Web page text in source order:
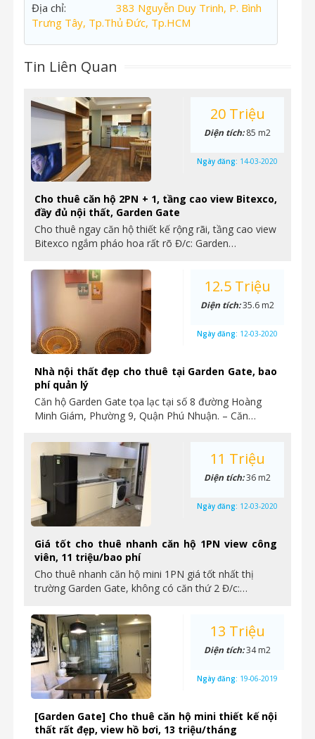
Địa chỉ:
383 Nguyễn Duy Trinh, P. Bình
Trưng Tây, Tp.Thủ Đức, Tp.HCM
Tin Liên Quan
Cho thuê căn hộ 2PN + 1, tầng cao view Bitexco,
đầy đủ nội thất, Garden Gate
Cho thuê ngay căn hộ thiết kế rộng rãi, tầng cao view
Bitexco ngắm pháo hoa rất rõ Đ/c: Garden…
20 Triệu
Diện tích:85 m2
Ngày đăng: 14-03-2020
Nhà nội thất đẹp cho thuê tại Garden Gate, bao
phí quản lý
Căn hộ Garden Gate tọa lạc tại số 8 đường Hoàng
Minh Giám, Phường 9, Quận Phú Nhuận. – Căn…
12.5 Triệu
Diện tích:35.6 m2
Ngày đăng: 12-03-2020
Giá tốt cho thuê nhanh căn hộ 1PN view công
viên, 11 triệu/bao phí
Cho thuê nhanh căn hộ mini 1PN giá tốt nhất thị
trường Garden Gate, không có căn thứ 2 Đ/c:…
11 Triệu
Diện tích:36 m2
Ngày đăng: 12-03-2020
[Garden Gate] Cho thuê căn hộ mini thiết kế nội
thất rất đẹp, view hồ bơi, 13 triệu/tháng
13 Triệu
Diện tích:34 m2
Ngày đăng: 19-06-2019